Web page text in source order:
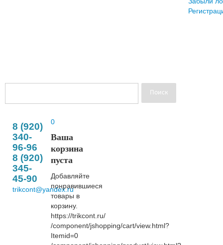
8 (920)
340-
96-96
8 (920)
345-
45-90
trikcont@yandex.ru
0
Ваша
корзина
пуста
Добавляйте
понравившиеся
товары в
корзину.
https://trikcont.ru/
/component/jshopping/cart/view.html?
Itemid=0